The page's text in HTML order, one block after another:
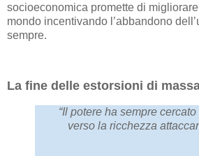
socioeconomica promette di migliorare
mondo incentivando l’abbandono
sempre.
La fine delle estorsioni di
“Il potere ha sempre
verso la ricchezza